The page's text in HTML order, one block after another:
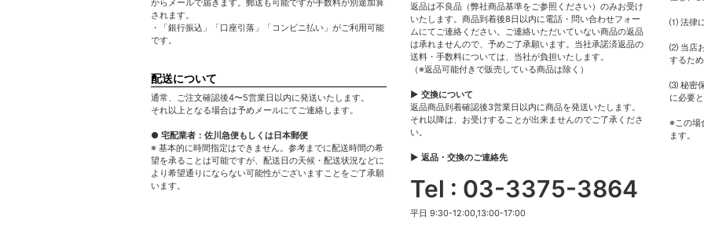
からメールで届きます。郵送も可能ですが手数料が別途加算
されます。
・「銀行振込」「口座引落」「コンビニ払い」がご利用可能
です。
配送について
通常、ご注文確認後4〜5営業日以内に発送いたします。
それ以上となる場合は予めメールにてご連絡します。
● 宅配業者：佐川急便もしくは日本郵便
※ 基本的に時間指定はできません。参考までに配送時間の希
望を承ることは可能ですが、配送日の天候・配送状況などに
より希望通りにならない可能性がございますことをご了承願
います。
返品は不良品（弊社商品基準をご参照ください）のみお受け
いたします。商品到着後8日以内に電話・問い合わせフォー
ムにてご連絡ください。ご連絡いただいていない商品の返品
は承れませんので、予めご了承願います。当社承諾済返品の
送料・手数料については、当社が負担いたします。
（※返品可能付きで販売している商品は除く）
▶ 交換について
返品商品到着確認後3営業日以内に商品を発送いたします。
それ以降は、お受けすることが出来ませんのでご了承くださ
い。
▶ 返品・交換のご連絡先
Tel : 03-3375-3864
平日 9:30-12:00,13:00-17:00
⑴ 法律
⑵ 当店
するた
⑶ 秘密
に必要
※この場
ます。